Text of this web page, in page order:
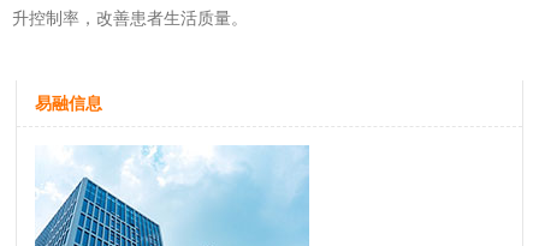
升控制率，改善患者生活质量。
易融信息